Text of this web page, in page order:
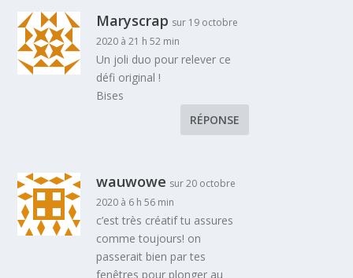
Maryscrap sur 19 octobre
2020 à 21 h 52 min
Un joli duo pour relever ce
défi original !
Bises
RÉPONSE
wauwowe sur 20 octobre
2020 à 6 h 56 min
c’est très créatif tu assures
comme toujours! on
passerait bien par tes
fenêtres pour plonger au